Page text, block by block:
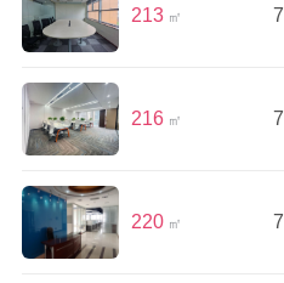
213 ㎡ 7
216 ㎡ 7
220 ㎡ 7